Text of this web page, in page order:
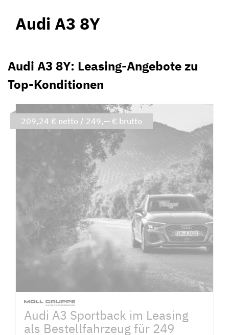
Audi A3 8Y
Audi A3 8Y: Leasing-Angebote zu
Top-Konditionen
Audi A3 Sportback im Leasing
als Bestellfahrzeug für 249
209,24 € netto / 249,-- € brutto